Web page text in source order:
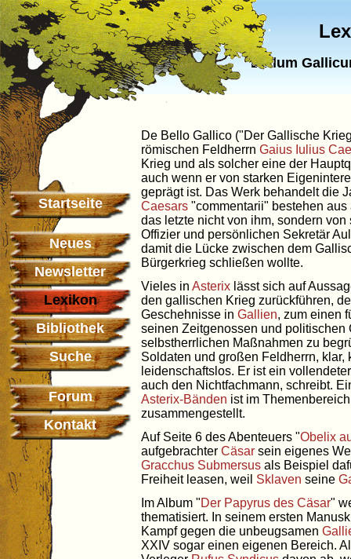
Bellum
Startseite
Neues
Newsletter
Lexikon
Bibliothek
Suche
Forum
Kontakt
De Bello Gallico ("Der Gallische
römischen Feldherrn Gaius Iulius
Krieg und als solcher eine der
auch wenn er von starken
geprägt ist. Das Werk behandelt die
Caesars "commentarii" bestehen
das letzte nicht von ihm, sondern
Offizier und persönlichen Sekretär
damit die Lücke zwischen dem
Bürgerkrieg schließen wollte.
Vieles in Asterix lässt sich auf
den gallischen Krieg zurückführen,
Geschehnisse in Gallien, zum einen
seinen Zeitgenossen und politischen
selbstherrlichen Maßnahmen zu
Soldaten und großen Feldherrn,
leidenschaftslos. Er ist ein
auch den Nichtfachmann, schreibt.
Asterix-Bänden ist im
zusammengestellt.
Auf Seite 6 des Abenteuers "Obelix
aufgebrachter Cäsar sein eigenes
Gracchus Submersus als Beispiel
Freiheit leasen, weil Sklaven seine
Im Album "Der Papyrus des Cäsar"
thematisiert. In seinem ersten
Kampf gegen die unbeugsamen
XXIV sogar einen eigenen Bereich.